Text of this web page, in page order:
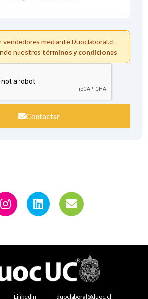
vendedores mediante Duoclaboral.cl
nuestros términos y condiciones
Contactar
LinkedIn duoclaboral@duoc.cl